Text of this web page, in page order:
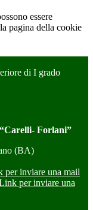
essere
pagina della cookie
di I grado
Forlani”
(BA)
per inviare una mail
per inviare una